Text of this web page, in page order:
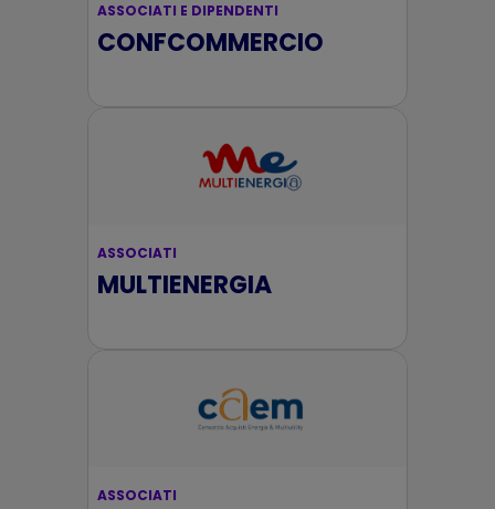
ASSOCIATI E DIPENDENTI
CONFCOMMERCIO
ASSOCIATI
MULTIENERGIA
ASSOCIATI